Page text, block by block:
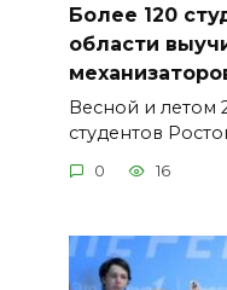
Более 120
области
Весной и летом
студентов
0 16